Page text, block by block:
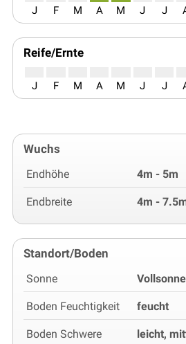
J F M A M J J
Reife/Ernte
J F M A M J J
Wuchs
Endhöhe 4m - 5m
Endbreite 4m -
Standort/Boden
Sonne
Boden Feuchtigkeit feucht
Boden Schwere leicht,